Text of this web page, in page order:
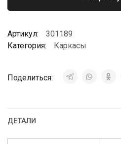
Артикул:
301189
Категория:
Каркасы
Поделиться:
ДЕТАЛИ